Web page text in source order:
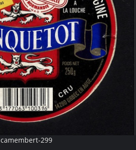
camembert-299